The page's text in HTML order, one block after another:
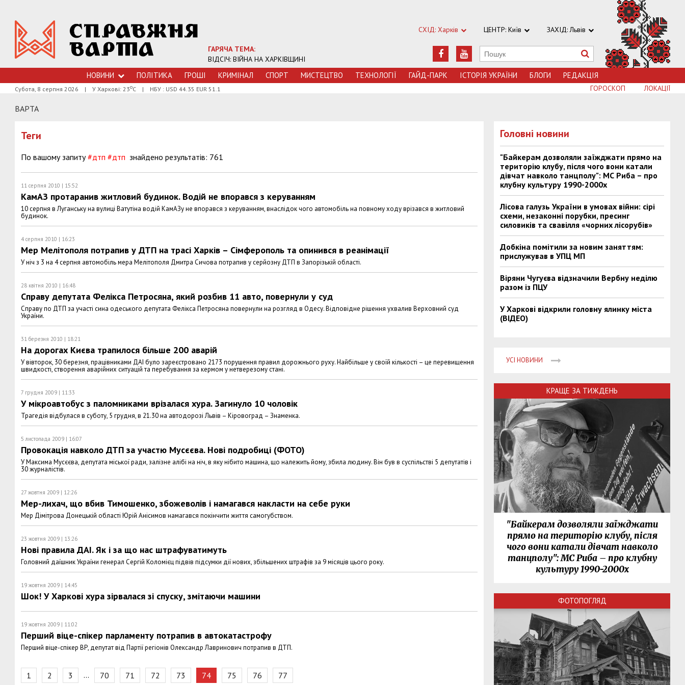
ГАРЯЧА ТЕМА:
ВІДСІЧ: ВІЙНА НА ХАРКІВЩИНІ
СХІД: Харків ЦЕНТР: Київ ЗАХІД: Львів
НОВИНИ ПОЛІТИКА ГРОШI КРИМIНАЛ СПОРТ МИСТЕЦТВО ТЕХНОЛОГIЇ ГАЙД-ПАРК ІСТОРІЯ УКРАЇНИ БЛОГИ РЕДАКЦІЯ
Субота, 8 серпня 2026 | У Харкові: 23оС | НБУ : USD 44.35 EUR 51.1 ЛОКАЦІЇ
ГОРОСКОП
ВАРТА
Теги
По вашому запиту#дтп #дтп знайдено результатів: 761
11 серпня 2010 | 15:52
КамАЗ протаранив житловий будинок. Водій не впорався з керуванням
10 серпня в Луганську на вулиці Ватутіна водій КамАЗу не впорався з керуванням, внаслідок чого автомобіль на повному ходу врізався в житловий
будинок.
4 серпня 2010 | 16:23
Мер Мелітополя потрапив у ДТП на трасі Харків – Сімферополь та опинився в реанімації
У ніч з 3 на 4 серпня автомобіль мера Мелітополя Дмитра Сичова потрапив у серйозну ДТП в Запорізькій області.
28 квітня 2010 | 16:48
Справу депутата Фелікса Петросяна, який розбив 11 авто, повернули у суд
Справу по ДТП за участі сина одеського депутата Фелікса Петросяна повернули на розгляд в Одесу. Відповідне рішення ухвалив Верховний суд
України.
31 березня 2010 | 18:21
На дорогах Києва трапилося більше 200 аварій
У вівторок, 30 березня, працівниками ДАІ було зареєстровано 2173 порушення правил дорожнього руху. Найбільше у своїй кількості – це перевищення
швидкості, створення аварійних ситуацій та перебування за кермом у нетверезому стані.
7 грудня 2009 | 11:33
У мікроавтобус з паломниками врізалася хура. Загинуло 10 чоловік
Трагедія відбулася в суботу, 5 грудня, в 21.30 на автодорозі Львів – Кіровоград – Знаменка.
5 листопада 2009 | 16:07
Провокація навколо ДТП за участю Мусєєва. Нові подробиці (ФОТО)
У Максима Мусєєва, депутата міської ради, залізне алібі на ніч, в яку нібито машина, що належить йому, збила людину. Він був в суспільстві 5 депутатів і
30 журналістів.
27 жовтня 2009 | 12:26
Мер-лихач, що вбив Тимошенко, збожеволів і намагався накласти на себе руки
Мер Дімітрова Донецькій області Юрій Анісимов намагався покінчити життя самогубством.
23 жовтня 2009 | 13:26
Нові правила ДАІ. Як і за що нас штрафуватимуть
Головний даїшник України генерал Сергій Коломієц підвів підсумки дії нових, збільшених штрафів за 9 місяців цього року.
19 жовтня 2009 | 14:45
Шок! У Харкові хура зірвалася зі спуску, змітаючи машини
19 жовтня 2009 | 11:02
Перший віце-спікер парламенту потрапив в автокатастрофу
Перший віце-спікер ВР, депутат від Партії регіонів Олександр Лавринович потрапив в ДТП.
1 2 3 … 70 71 72 73 74 75 76 77
Головні новини
"Байкерам дозволяли заїжджати прямо на
територію клубу, після чого вони катали
дівчат навколо танцполу": МС Риба – про
клубну культуру 1990-2000х
Лісова галузь України в умовах війни: сірі
схеми, незаконні порубки, пресинг
силовиків та свавілля «чорних лісорубів»
Добкіна помітили за новим заняттям:
прислужував в УПЦ МП
Віряни Чугуєва відзначили Вербну неділю
разом із ПЦУ
У Харкові відкрили головну ялинку міста
(ВІДЕО)
УСІ НОВИНИ
КРАЩЕ ЗА ТИЖДЕНЬ
"Байкерам дозволяли заїжджати
прямо на територію клубу, після
чого вони катали дівчат навколо
танцполу": МС Риба – про клубну
культуру 1990-2000х
ФОТОПОГЛЯД